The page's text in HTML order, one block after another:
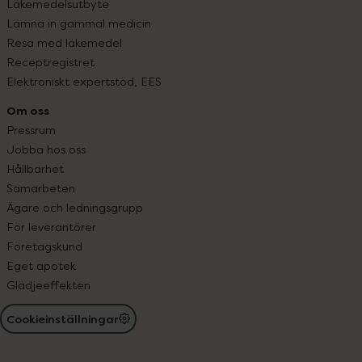
Läkemedelsutbyte
Lämna in gammal medicin
Resa med läkemedel
Receptregistret
Elektroniskt expertstöd, EES
Om oss
Pressrum
Jobba hos oss
Hållbarhet
Samarbeten
Ägare och ledningsgrupp
För leverantörer
Företagskund
Eget apotek
Glädjeeffekten
Cookieinställningar